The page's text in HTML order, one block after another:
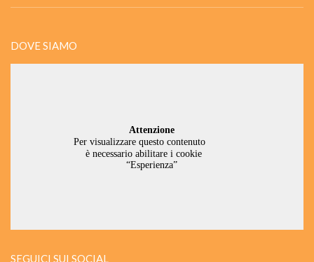
DOVE SIAMO
SEGUICI SUI SOCIAL